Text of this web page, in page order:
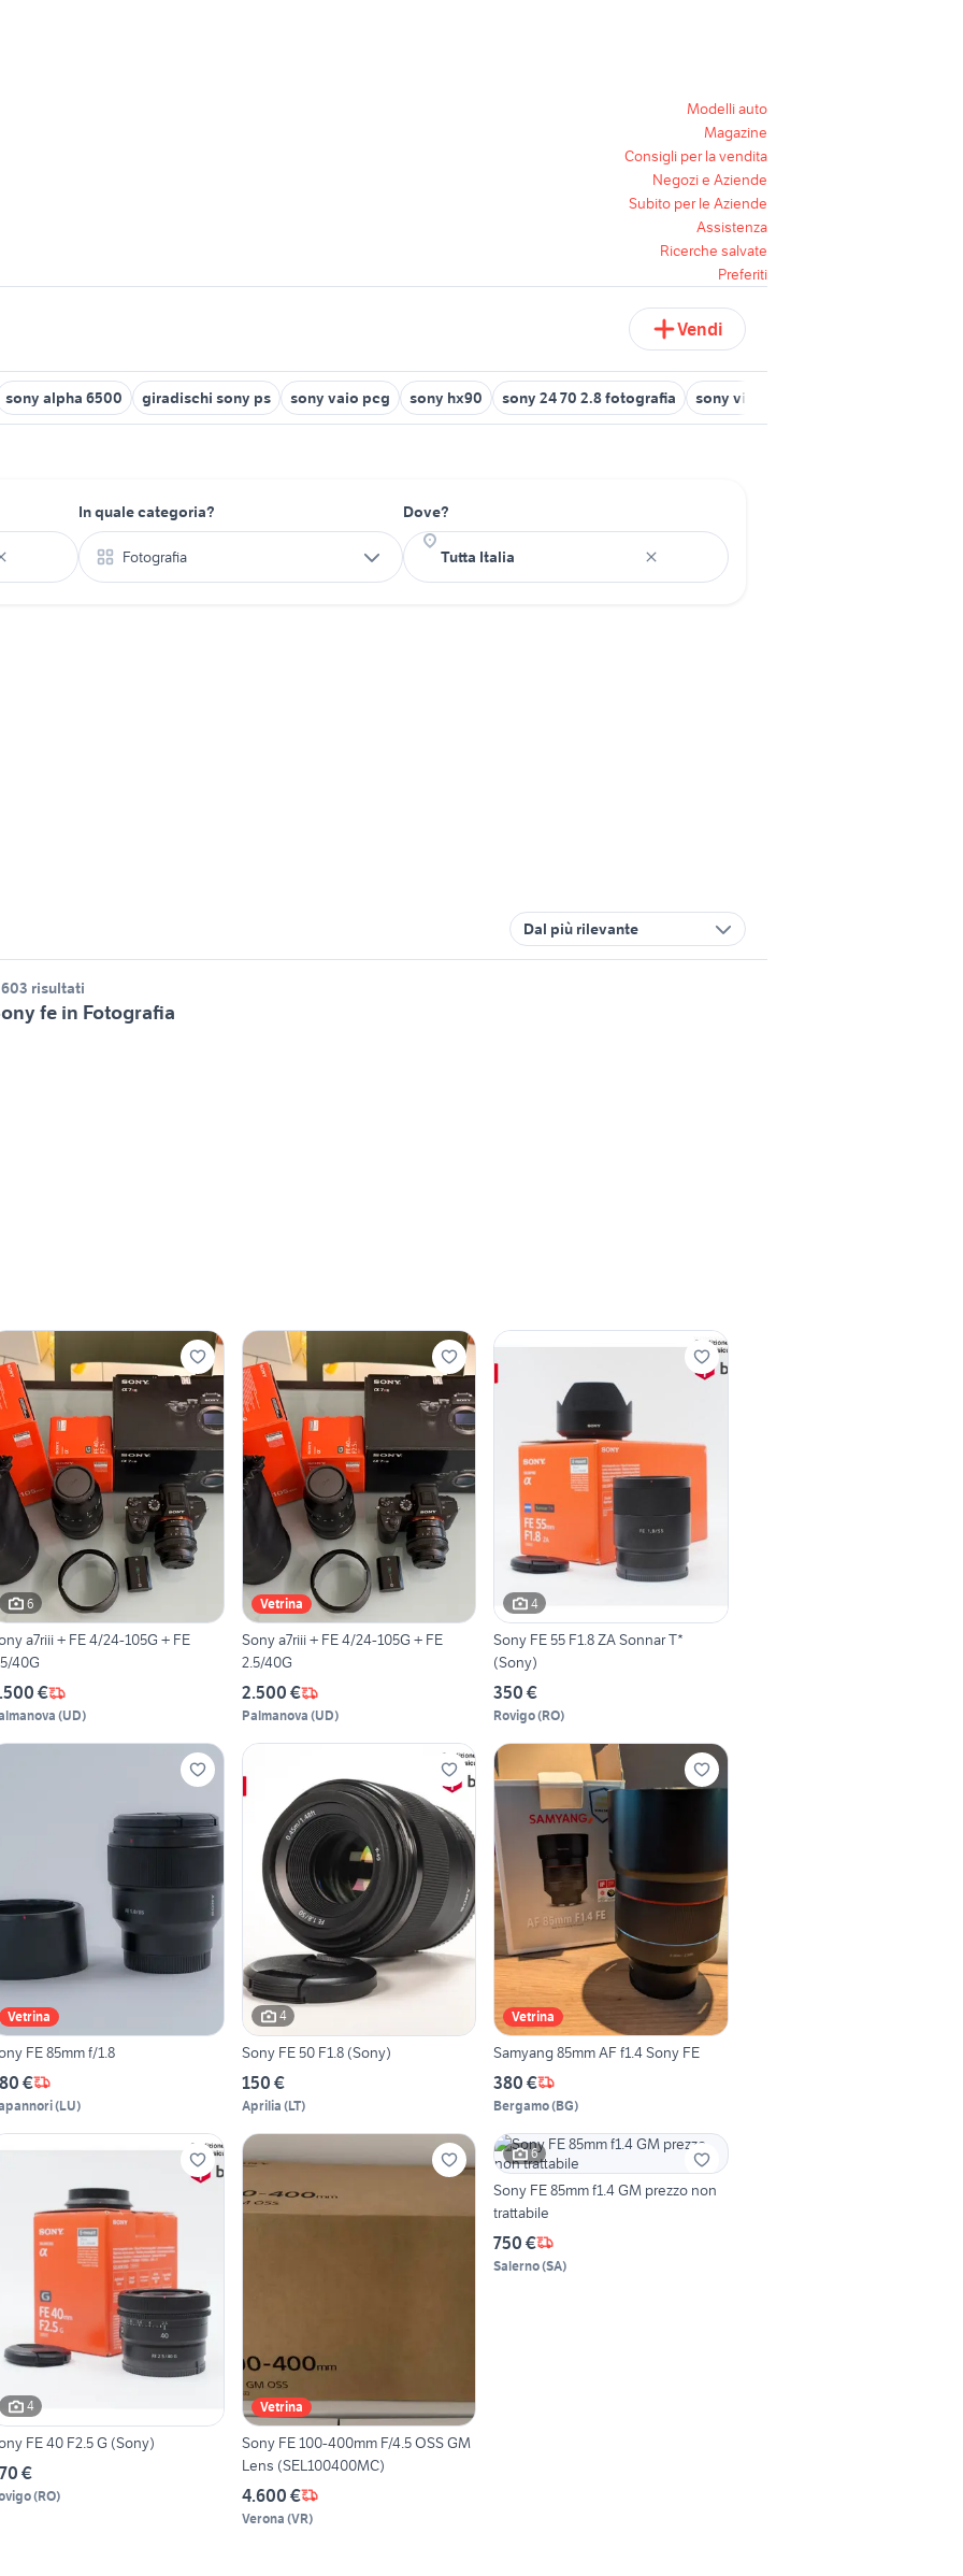
Modelli auto
Magazine
Consigli per la vendita
Negozi e Aziende
Subito per le Aziende
Assistenza
Ricerche salvate
Preferiti
Vendi
sony alpha 6500 giradischi sony ps sony vaio pcg sony hx90 sony 24 70 2.8 fotografia sony videocamera video 8
In quale categoria?
Fotografia
Dove?
Dal più rilevante
risultati
fe in Fotografia
6
a7riii + FE 4/24-105G + FE
40G
€
(UD)
Vetrina
Sony a7riii + FE 4/24-105G + FE
2.5/40G
2.500 €
Palmanova (UD)
4
Sony FE 55 F1.8 ZA Sonnar T*
(Sony)
350 €
Rovigo(RO)
Vetrina
FE 85mm f/1.8
€
(LU)
4
Sony FE 50 F1.8 (Sony)
150 €
Aprilia (LT)
Vetrina
Samyang 85mm AF f1.4 Sony FE
380 €
Bergamo(BG)
4
FE 40 F2.5 G (Sony)
€
(RO)
Vetrina
Sony FE 100-400mm F/4.5 OSS GM
Lens (SEL100400MC)
4.600 €
Verona (VR)
6
Sony FE 85mm f1.4 GM prezzo non
trattabile
750 €
Salerno(SA)